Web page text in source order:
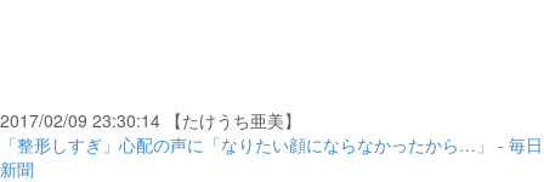
2017/02/09 23:30:14 【たけうち亜美】
「整形しすぎ」心配の声に「なりたい顔にならなかったから…」 - 毎日
新聞